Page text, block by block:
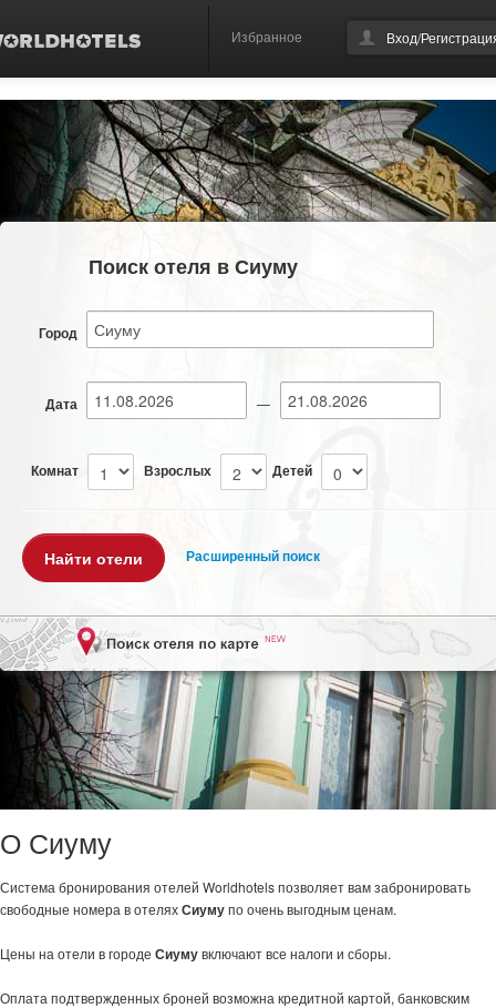
Избранное Вход/
Поиск отеля в Сиуму
Город
Дата —
Комнат Взрослых Детей
Расширенный поиск
О Сиуму
Система бронирования отелей Worldhotels позволяет вам забронировать
свободные номера в отеляхСиумупо очень выгодным ценам.
Цены на отели в городе Сиумувключают все налоги и сборы.
Оплата подтвержденных броней возможна кредитной картой, банковским